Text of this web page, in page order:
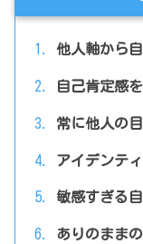
他人軸から
自己肯定感
常に他人の
アイデンテ
敏感すぎる
ありのまま